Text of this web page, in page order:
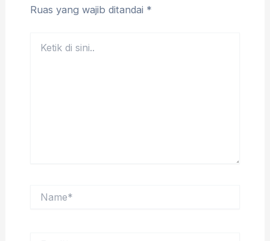
Ruas yang wajib ditandai *